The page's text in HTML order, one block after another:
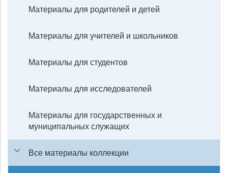
Материалы для родителей и детей
Материалы для учителей и школьников
Материалы для студентов
Материалы для исследователей
Материалы для государственных и
муниципальных служащих
Все материалы коллекции